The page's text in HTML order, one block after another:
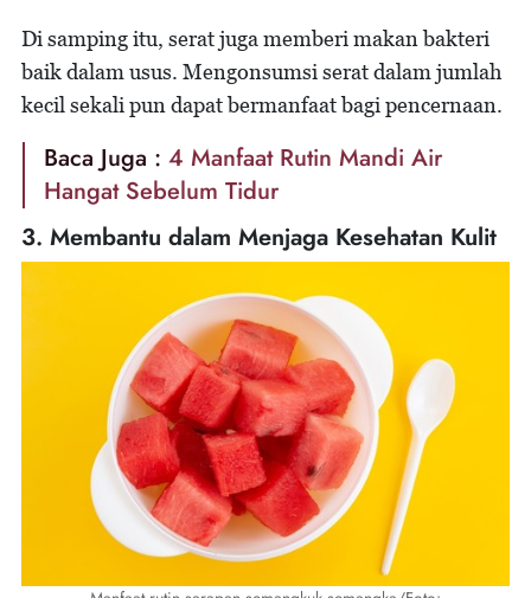
Di samping itu, serat juga memberi makan bakteri
baik dalam usus. Mengonsumsi serat dalam jumlah
kecil sekali pun dapat bermanfaat bagi pencernaan.
Baca Juga : 4 Manfaat Rutin Mandi Air
Hangat Sebelum Tidur
3. Membantu dalam Menjaga Kesehatan Kulit